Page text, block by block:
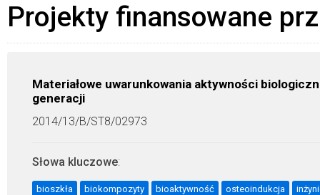
Projekty finansowane
Materiałowe uwarunkowania aktywności
generacji
2014/13/B/ST8/02973
Słowa kluczowe:
bioszkła biokompozyty bioaktywność osteoindukcja